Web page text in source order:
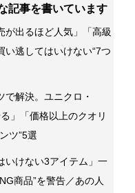
記事を書いています
が出るほど人気」「高級
い逃してはいけない“7つ
で解決。ユニクロ・
」「価格以上のクオリ
ツ”5選
いけない3アイテム」一
商品”を警告／あの人